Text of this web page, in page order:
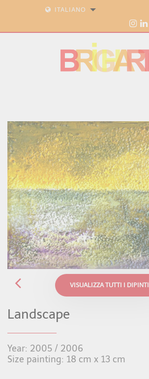
ITALIANO
VISUALIZZA TUTTI I DIPINTI
Landscape
Year: 2005 / 2006
Size painting: 18 cm x 13 cm